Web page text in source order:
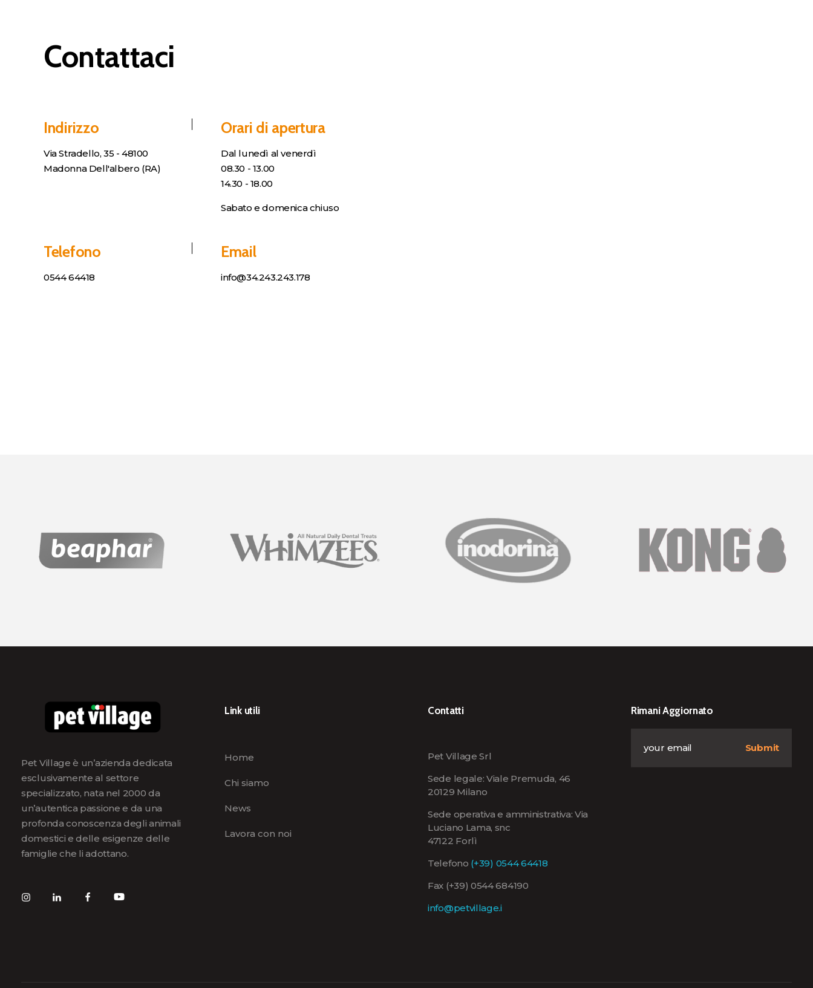
Contattaci
Indirizzo
Via Stradello, 35 - 48100
Madonna Dell'albero (RA)
Orari di apertura
Dal lunedì al venerdì
08.30 - 13.00
14.30 - 18.00
Sabato e domenica chiuso
Telefono
0544 64418
Email
info@34.243.243.178
Pet Village è un’azienda dedicata
esclusivamente al settore
specializzato, nata nel 2000 da
un’autentica passione e da una
profonda conoscenza degli animali
domestici e delle esigenze delle
famiglie che li adottano.
Link utili
Home
Chi siamo
News
Lavora con noi
Contatti
Pet Village Srl
Sede legale: Viale Premuda, 46
20129 Milano
Sede operativa e amministrativa: Via
Luciano Lama, snc
47122 Forlì
Telefono (+39) 0544 64418
Fax (+39) 0544 684190
info@petvillage.i
Rimani Aggiornato